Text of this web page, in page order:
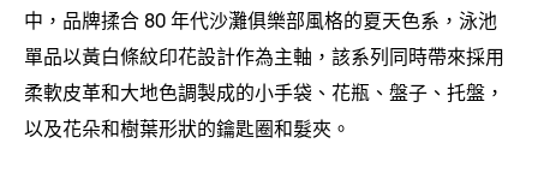
中 ， 品牌揉合 80年代沙灘俱樂部風格的夏天色系 ， 泳池
單品以黃白條紋印花設計作為主軸 ， 該系列同時帶來採用
柔軟皮革和大地色調製成的小手袋、花瓶、盤子、托盤 ，
以及花朵和樹葉形狀的鑰匙圈和髮夾。